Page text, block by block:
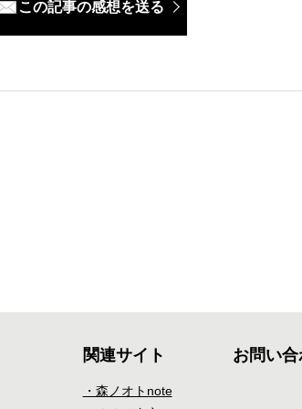
この記事の感想を送る
関連サイト
・森ノオトnote
お問い合